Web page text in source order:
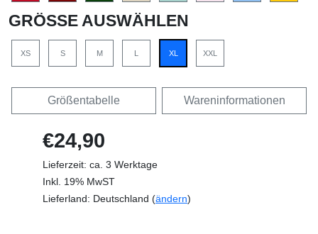
GRÖSSE AUSWÄHLEN
XS S M L XL XXL
Größentabelle Wareninformationen
€24,90
Lieferzeit: ca. 3 Werktage
Inkl. 19% MwST
Lieferland: Deutschland (ändern)